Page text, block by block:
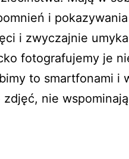
i
i zwyczajnie
fotografujemy je
to smartfonami i
nie